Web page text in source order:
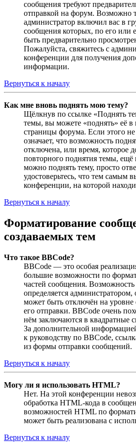
сообщения требуют
отправкой на форум. Возможно
администратор включил вас в
сообщения которых, по его
быть предварительно
Пожалуйста, свяжитесь с
конференции для получения
информации.
Вернуться к началу
Как мне вновь поднять мою тему?
Щёлкнув по ссылке «Поднять
темы, вы можете «поднять» её
страницы форума. Если этого не
означает, что возможность
отключена, или время, которое
повторного поднятия темы,
можно поднять тему, просто
удостоверьтесь, что тем самым
конференции, на которой
Вернуться к началу
Форматирование
создаваемых тем
Что такое BBCode?
BBCode — это особая
большие возможности по
частей сообщения.
определяется
может быть отключён на
его отправки. BBCode очень
нём заключаются в квадратные
За дополнительной
к руководству по BBCode,
из формы отправки сообщений.
Вернуться к началу
Могу ли я использовать HTML?
Нет. На этой конференции
обработка HTML-кода в
возможностей HTML по
может быть реализована с
Вернуться к началу